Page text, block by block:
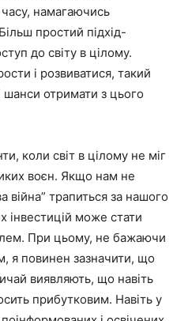
часу, намагаючись
простий підхід-
до світу в цілому.
і розвиватися, такий
шанси отримати з цього
коли світ в цілому не міг
воєн. Якщо нам не
війна” трапиться за нашого
інвестицій може стати
При цьому, не бажаючи
я повинен зазначити, що
виявляють, що навіть
прибутковим. Навіть у